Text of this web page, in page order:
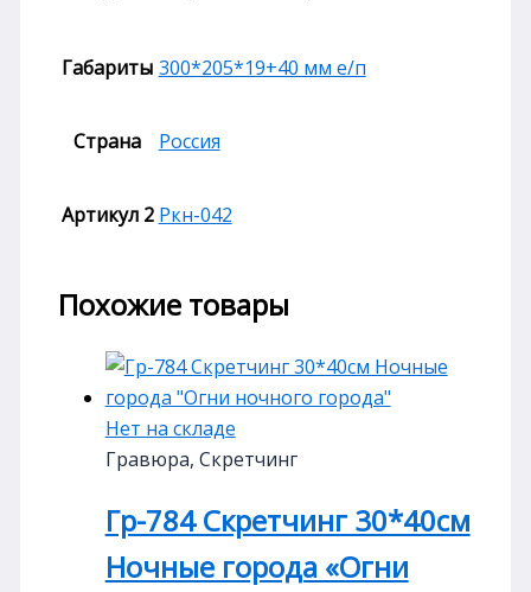
Габариты 300*205*19+40 мм е/п
Страна Россия
Артикул 2 Ркн-042
Похожие товары
Нет на складе
Гравюра, Скретчинг
Гр-784 Скретчинг 30*40см
Ночные города «Огни